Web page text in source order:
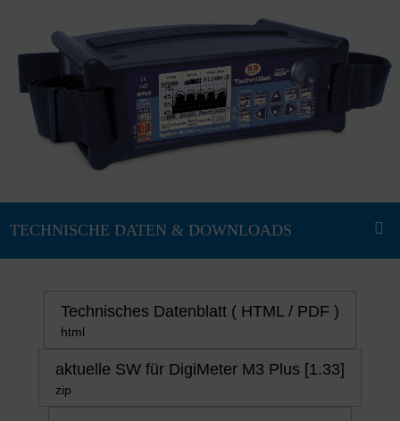
Technisches Datenblatt ( HTML / PDF )
html
aktuelle SW für DigiMeter M3 Plus [1.33]
zip